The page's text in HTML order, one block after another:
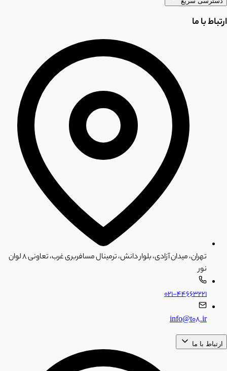
ارتباط با ما
تهران، میدان آزادی، بلوار دانش، ترمینال مسافربری غرب، تعاونی ۸ لوان
نور
۰۲۱-۴۴۶۶۳۲۲۱
info@t08.ir
ارتباط با ما